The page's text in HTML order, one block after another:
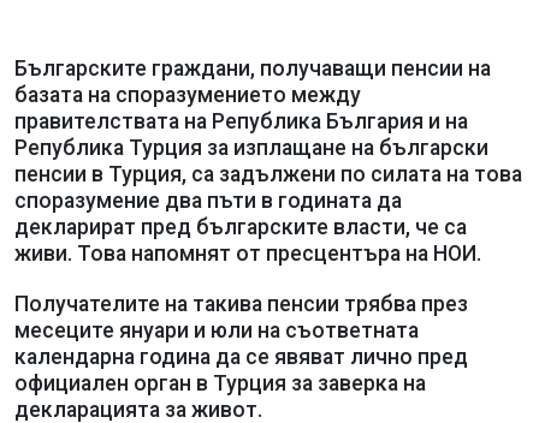
Българските граждани, получаващи пенсии на
базата на споразумението между
правителствата на Република България и на
Република Турция за изплащане на български
пенсии в Турция, са задължени по силата на това
споразумение два пъти в годината да
декларират пред българските власти, че са
живи. Това напомнят от пресцентъра на НОИ.
Получателите на такива пенсии трябва през
месеците януари и юли на съответната
календарна година да се явяват лично пред
официален орган в Турция за заверка на
декларацията за живот.